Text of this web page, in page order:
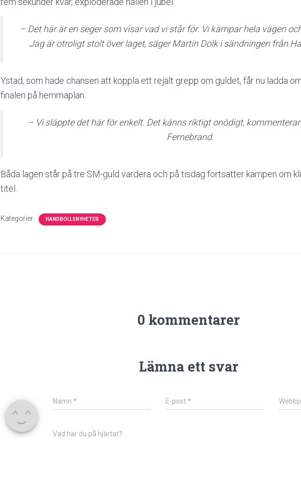
– Det här är en seger som visar vad vi står för. Vi kämpar hela vägen
Jag är otroligt stolt över laget, säger Martin Dolk i sändningen från
Ystad, som hade chansen att koppla ett rejält grepp om guldet, får nu ladda
finalen på hemmaplan.
– Vi släppte det här för enkelt. Det känns riktigt onödigt,
Fernebrand.
Båda lagen står på tre SM-guld vardera och på tisdag fortsätter kampen om
titel.
Kategorier: HANDBOLLSNYHETER
0 kommentarer
Lämna ett svar
Namn * E-post*
Vad har du på hjärtat?